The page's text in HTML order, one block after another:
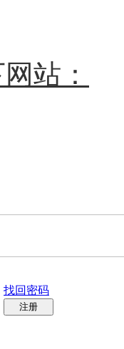
站：
找回密码
注册